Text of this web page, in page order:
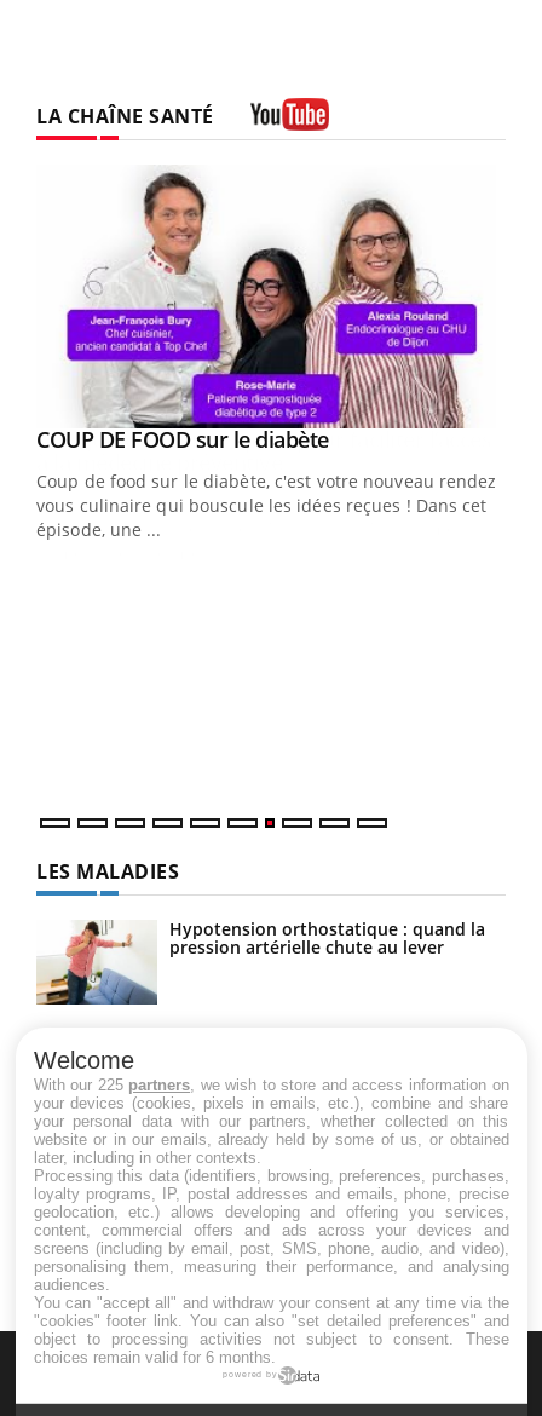
LA CHAÎNE SANTÉ
Youtube
COUP DE FOOD sur le diabèteYoutube
Coup de food sur le diabète, c'est votre nouveau rendez-
vous culinaire qui bouscule les idées reçues ! Dans cet
épisode, une ...
LES MALADIES
Hypotension orthostatique : quand la
pression artérielle chute au lever
Maladie de Charcot (Sclérose latérale
amyotrophique)
Welcome
With our 225 partners , we wish to store and access information on
your devices (cookies, pixels in emails, etc.), combine and share
your personal data with our partners, whether collected on this
website or in our emails, already held by some of us, or obtained
later, including in other contexts.
Processing this data (identifiers, browsing, preferences, purchases,
loyalty programs, IP, postal addresses and emails, phone, precise
geolocation, etc.) allows developing and offering you services,
content, commercial offers and ads across your devices and
screens (including by email, post, SMS, phone, audio, and video),
personalising them, measuring their performance, and analysing
audiences.
You can "accept all" and withdraw your consent at any time via the
"cookies" footer link . You can also "set detailed preferences" and
object to processing activities not subject to consent. These
choices remain valid for 6 months.
powered by